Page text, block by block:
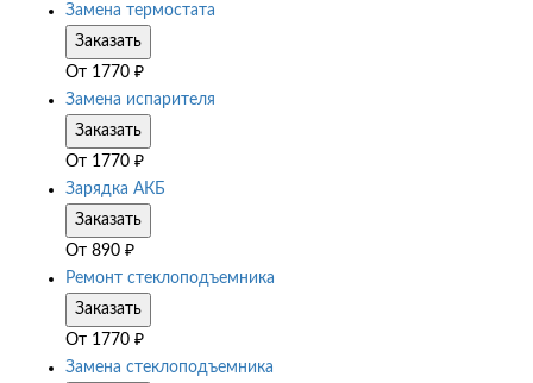
Замена термостата
Заказать
От 1770 ₽
Замена испарителя
Заказать
От 1770 ₽
Зарядка АКБ
Заказать
От 890 ₽
Ремонт стеклоподъемника
Заказать
От 1770 ₽
Замена стеклоподъемника